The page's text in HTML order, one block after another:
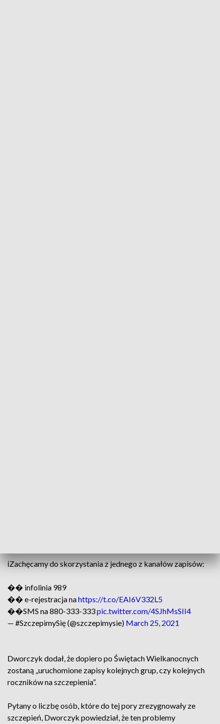
ℹ️Zachęcamy do skorzystania z jednego z kanałów zapisów:
�� infolinia 989
�� e-rejestracja nahttps://t.co/EAI6V332L5
��SMS na 880-333-333pic.twitter.com/4SJhMsSII4
— #SzczepimySię (@szczepimysie) March 25, 2021
Dworczyk dodał, że dopiero po Świętach Wielkanocnych
zostaną „uruchomione zapisy kolejnych grup, czy kolejnych
roczników na szczepienia”.
Pytany o liczbę osób, które do tej pory zrezygnowały ze
szczepień, Dworczyk powiedział, że ten problemy